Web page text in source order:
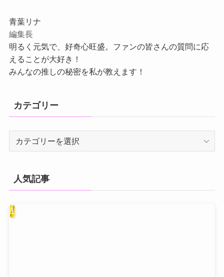
青葉リナ
編集長
明るく元気で、好奇心旺盛。ファンの皆さんの質問に応
えることが大好き！
みんなの推しの秘密を私が教えます！
カテゴリー
ー
人気記事